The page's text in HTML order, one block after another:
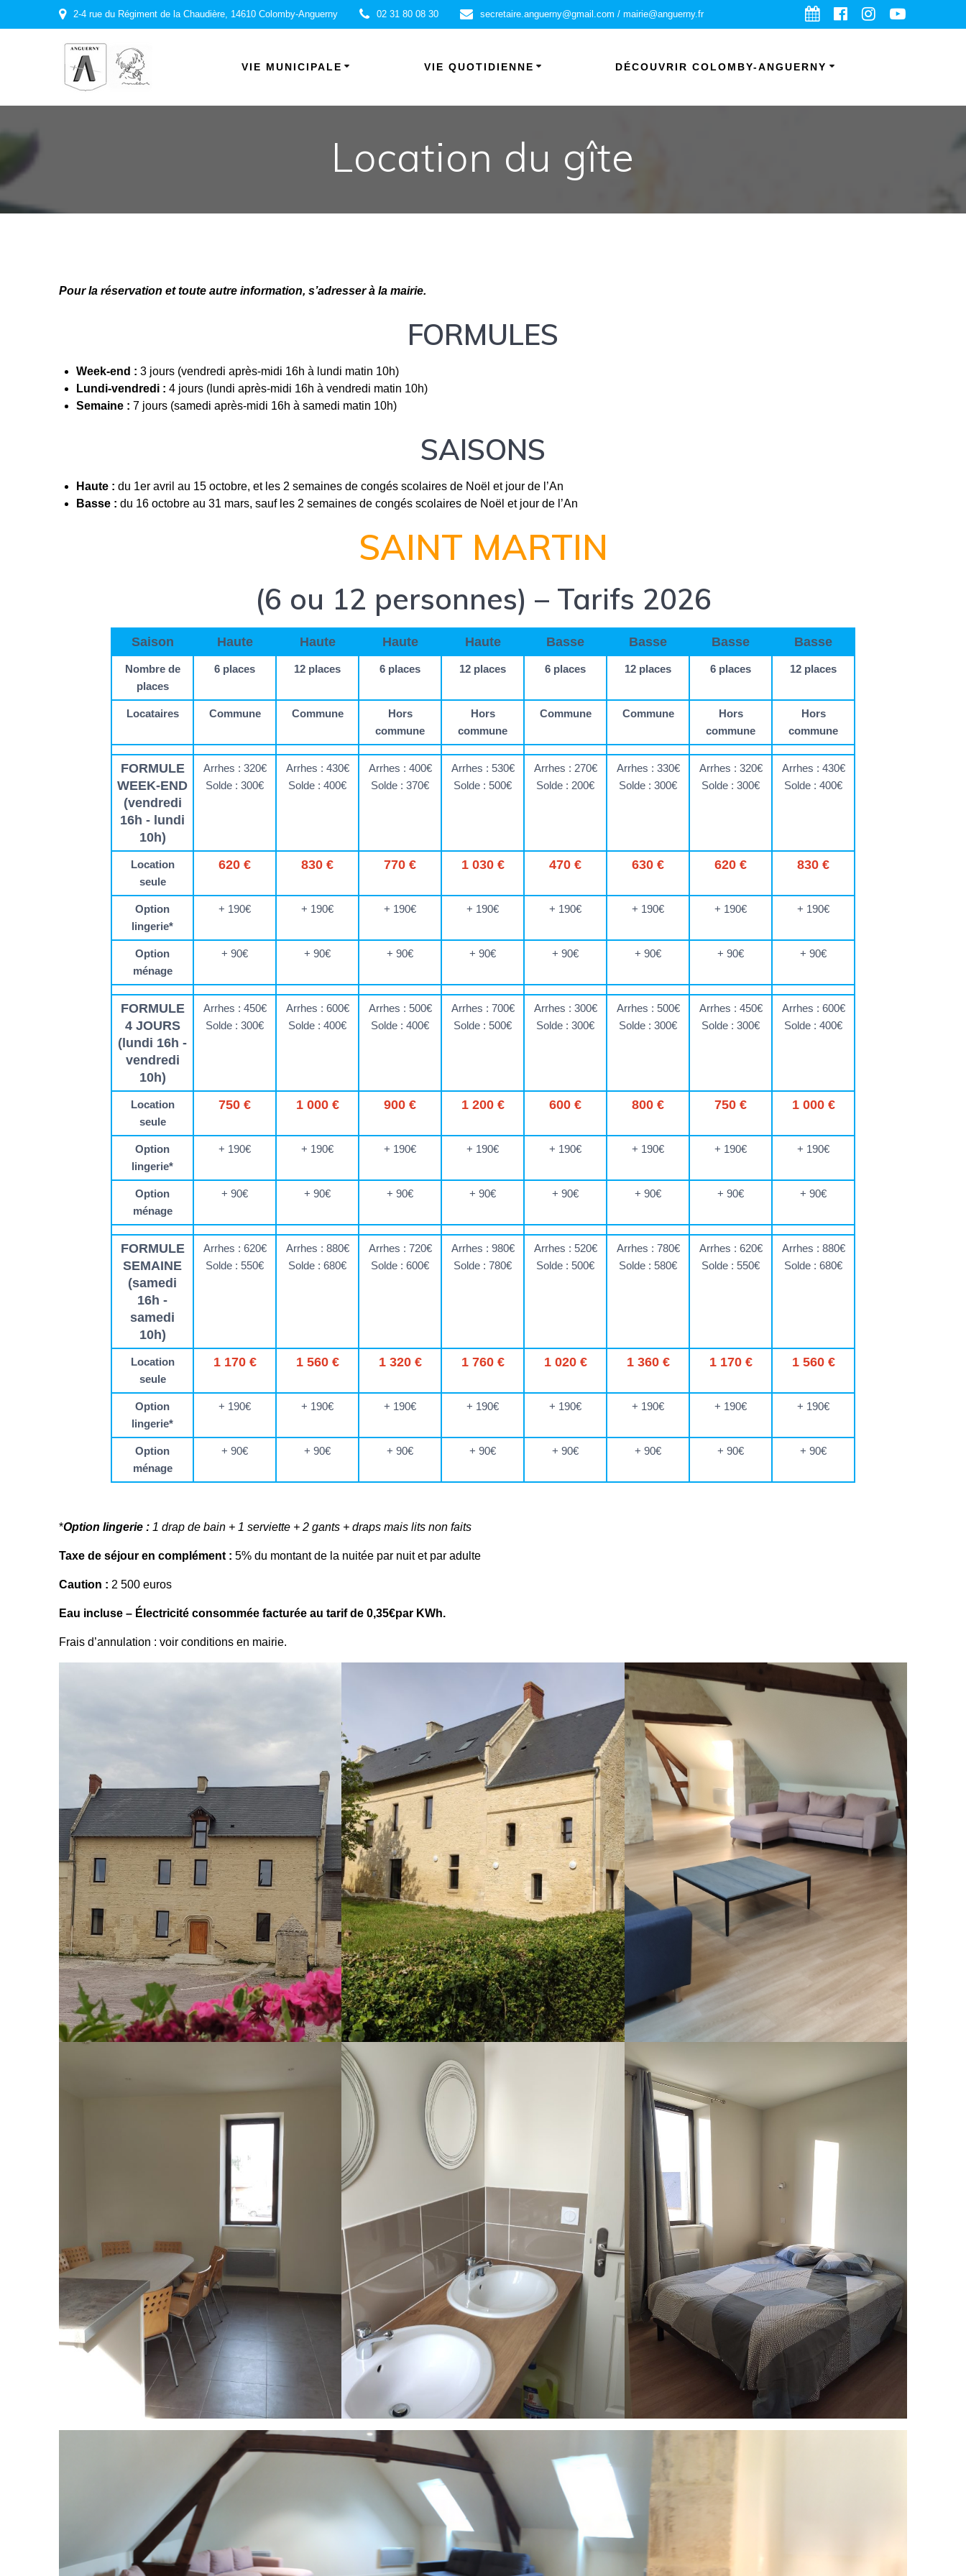
2-4 rue du Régiment de la Chaudière, 14610 Colomby-Anguerny 02 31 80 08 30 secretaire.anguerny@gmail.com / mairie@anguerny.fr
VIE MUNICIPALE VIE QUOTIDIENNE DÉCOUVRIR COLOMBY-ANGUERNY
Location du gîte
Pour la réservation et toute autre information, s’adresser à la mairie.
FORMULES
Week-end : 3 jours (vendredi après-midi 16h à lundi matin 10h)
Lundi-vendredi : 4 jours (lundi après-midi 16h à vendredi matin 10h)
Semaine : 7 jours (samedi après-midi 16h à samedi matin 10h)
SAISONS
Haute : du 1er avril au 15 octobre, et les 2 semaines de congés scolaires de Noël et jour de l’An
Basse : du 16 octobre au 31 mars, sauf les 2 semaines de congés scolaires de Noël et jour de l’An
SAINT MARTIN
(6 ou 12 personnes) – Tarifs 2026
Saison Haute Haute Haute Haute Basse Basse Basse Basse
Nombre de
places
6 places 12 places 6 places 12 places 6 places 12 places 6 places 12 places
Locataires Commune Commune
Hors
commune
Hors
commune
Commune Commune
Hors
commune
Hors
commune
FORMULE
WEEK-END
(vendredi
16h - lundi
10h)
Arrhes : 320€
Solde : 300€
Arrhes : 430€
Solde : 400€
Arrhes : 400€
Solde : 370€
Arrhes : 530€
Solde : 500€
Arrhes : 270€
Solde : 200€
Arrhes : 330€
Solde : 300€
Arrhes : 320€
Solde : 300€
Arrhes : 430€
Solde : 400€
Location
seule
620 € 830 € 770 € 1 030 € 470 € 630 € 620 € 830 €
Option
lingerie*
+ 190€ + 190€ + 190€ + 190€ + 190€ + 190€ + 190€ + 190€
Option
ménage
+ 90€ + 90€ + 90€ + 90€ + 90€ + 90€ + 90€ + 90€
FORMULE
4 JOURS
(lundi 16h -
vendredi
10h)
Arrhes : 450€
Solde : 300€
Arrhes : 600€
Solde : 400€
Arrhes : 500€
Solde : 400€
Arrhes : 700€
Solde : 500€
Arrhes : 300€
Solde : 300€
Arrhes : 500€
Solde : 300€
Arrhes : 450€
Solde : 300€
Arrhes : 600€
Solde : 400€
Location
seule
750 € 1 000 € 900 € 1 200 € 600 € 800 € 750 € 1 000 €
Option
lingerie*
+ 190€ + 190€ + 190€ + 190€ + 190€ + 190€ + 190€ + 190€
Option
ménage
+ 90€ + 90€ + 90€ + 90€ + 90€ + 90€ + 90€ + 90€
FORMULE
SEMAINE
(samedi
16h -
samedi
10h)
Arrhes : 620€
Solde : 550€
Arrhes : 880€
Solde : 680€
Arrhes : 720€
Solde : 600€
Arrhes : 980€
Solde : 780€
Arrhes : 520€
Solde : 500€
Arrhes : 780€
Solde : 580€
Arrhes : 620€
Solde : 550€
Arrhes : 880€
Solde : 680€
Location
seule
1 170 € 1 560 € 1 320 € 1 760 € 1 020 € 1 360 € 1 170 € 1 560 €
Option
lingerie*
+ 190€ + 190€ + 190€ + 190€ + 190€ + 190€ + 190€ + 190€
Option
ménage
+ 90€ + 90€ + 90€ + 90€ + 90€ + 90€ + 90€ + 90€
*Option lingerie : 1 drap de bain + 1 serviette + 2 gants + draps mais lits non faits
Taxe de séjour en complément : 5% du montant de la nuitée par nuit et par adulte
Caution : 2 500 euros
Eau incluse – Électricité consommée facturée au tarif de 0,35€par KWh.
Frais d’annulation : voir conditions en mairie.